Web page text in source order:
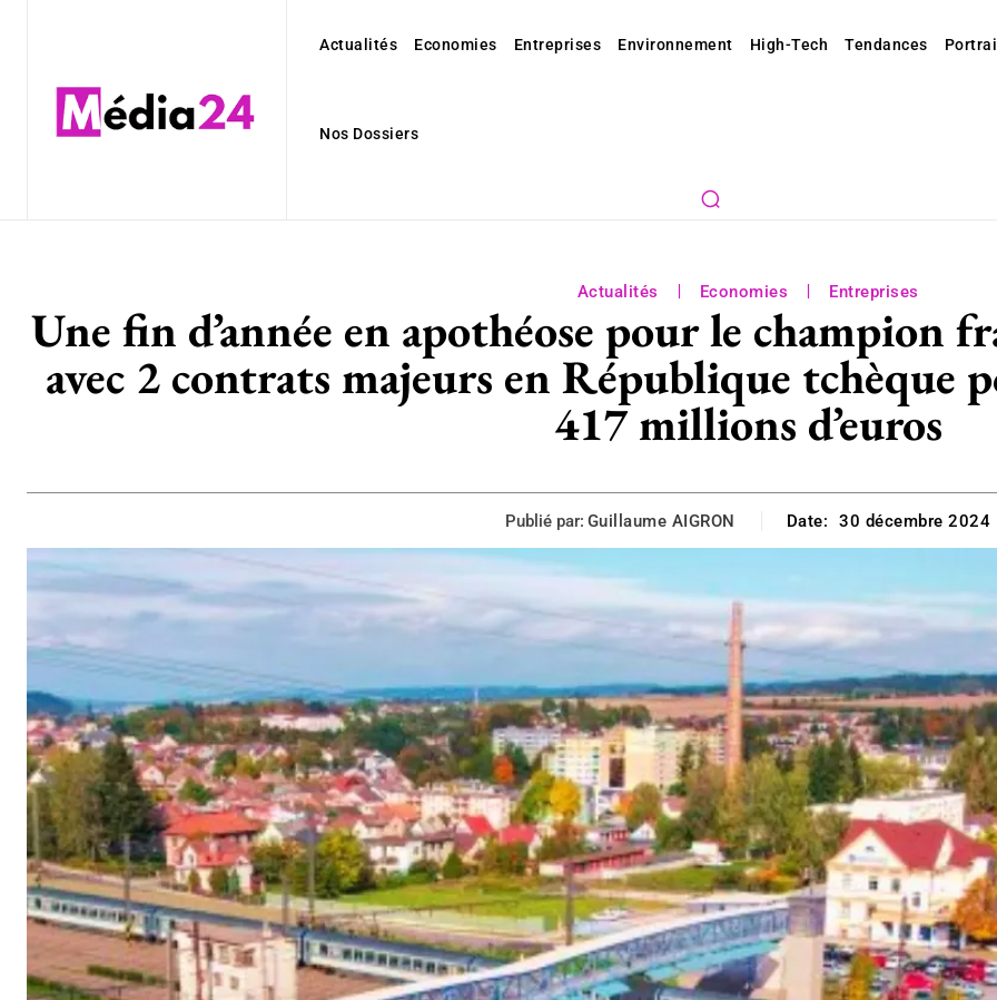
Actualités Economies Entreprises Environnement High-Tech Tendances
Nos Dossiers
Actualités Economies Entreprises
Une fin d’année en apothéose pour le champion
avec 2 contrats majeurs en République tchèque
417 millions d’euros
Publié par: Guillaume AIGRON Date: 30 décembre 2024